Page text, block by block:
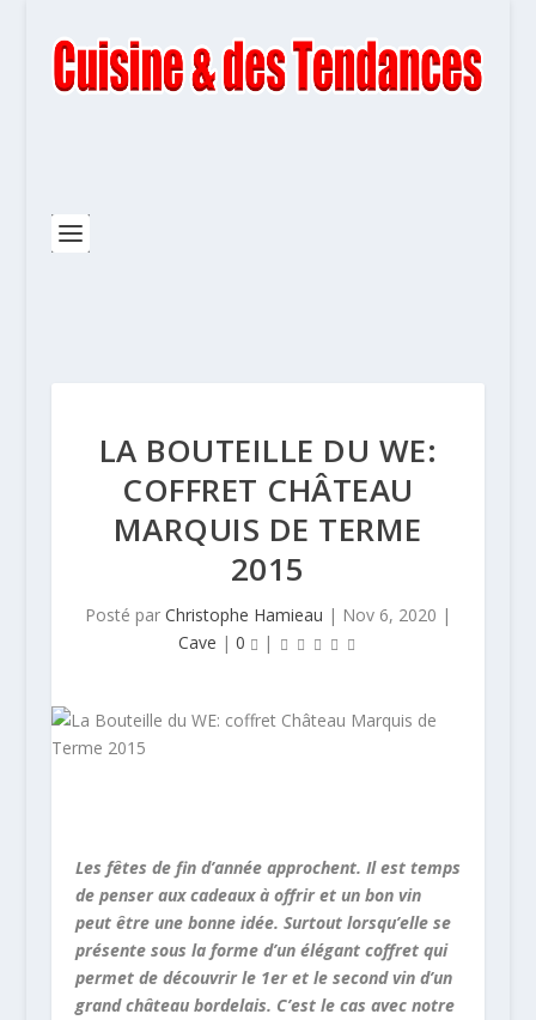
LA BOUTEILLE DU WE:
COFFRET CHÂTEAU
MARQUIS DE TERME
2015
Posté par Christophe Hamieau | Nov 6, 2020 |
Cave |0 |
Les fêtes de fin d’année approchent. Il est temps
de penser aux cadeaux à offrir et un bon vin
peut être une bonne idée. Surtout lorsqu’elle se
présente sous la forme d’un élégant coffret qui
permet de découvrir le 1er et le second vin d’un
grand château bordelais. C’est le cas avec notre